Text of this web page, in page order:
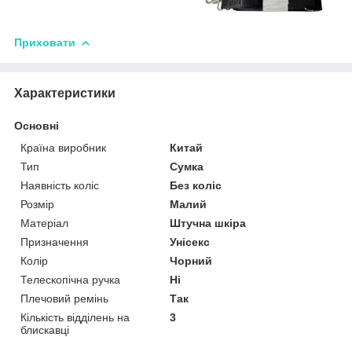
Приховати
Характеристики
Основні
Країна виробник
Китай
Тип
Сумка
Наявність коліс
Без коліс
Розмір
Малий
Матеріал
Штучна шкіра
Призначення
Унісекс
Колір
Чорний
Телескопічна ручка
Ні
Плечовий ремінь
Так
Кількість відділень на
блискавці
3